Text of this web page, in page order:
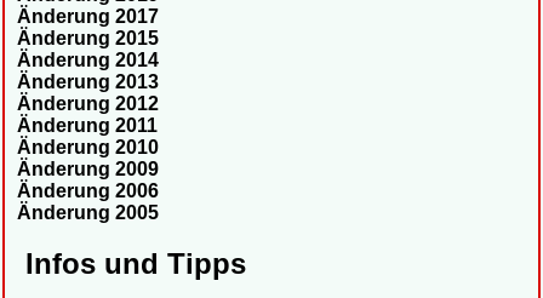
Änderung 2017
Änderung 2015
Änderung 2014
Änderung 2013
Änderung 2012
Änderung 2011
Änderung 2010
Änderung 2009
Änderung 2006
Änderung 2005
Infos und Tipps